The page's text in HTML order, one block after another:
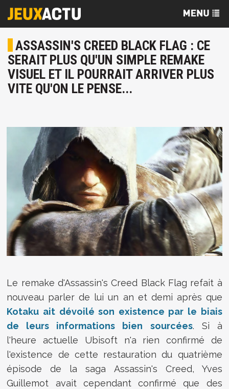
ASSASSIN'S CREED BLACK FLAG : CE
SERAIT PLUS QU'UN SIMPLE REMAKE
VISUEL ET IL POURRAIT ARRIVER PLUS
VITE QU'ON LE PENSE...
Le remake d'Assassin's Creed Black Flag refait à
nouveau parler de lui un an et demi après que
Kotaku ait dévoilé son existence par le biais
de leurs informations bien sourcées. Si à
l'heure actuelle Ubisoft n'a rien confirmé de
l'existence de cette restauration du quatrième
épisode de la saga Assassin's Creed, Yves
Guillemot avait cependant confirmé que des